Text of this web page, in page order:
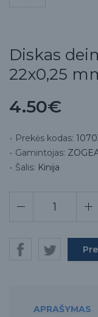
Diskas
22x0,25
4.50€
Prekės kodas:
Gamintojas:
Šalis: Kinija
APRAŠYMAS